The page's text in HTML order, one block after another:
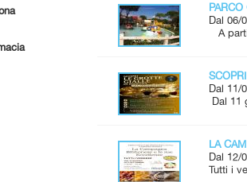
Dal 06/
A
Dal 11/
Dal 11
LA
Dal 12/
Tutti i